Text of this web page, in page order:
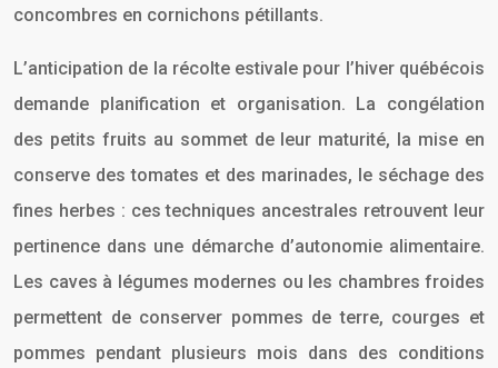
concombres en cornichons pétillants.
L’anticipation de la récolte estivale pour l’hiver québécois
demande planification et organisation. La congélation
des petits fruits au sommet de leur maturité, la mise en
conserve des tomates et des marinades, le séchage des
fines herbes : ces techniques ancestrales retrouvent leur
pertinence dans une démarche d’autonomie alimentaire.
Les caves à légumes modernes ou les chambres froides
permettent de conserver pommes de terre, courges et
pommes pendant plusieurs mois dans des conditions